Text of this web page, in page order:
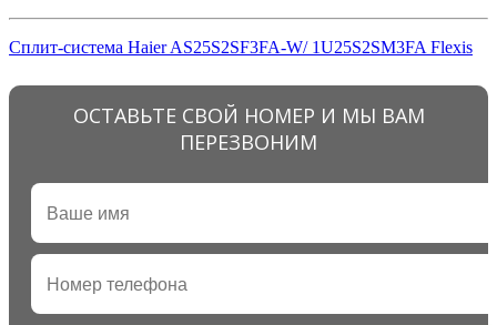
Сплит-система Haier AS25S2SF3FA-W/ 1U25S2SM3FA Flexis
ОСТАВЬТЕ СВОЙ НОМЕР И МЫ ВАМ
ПЕРЕЗВОНИМ